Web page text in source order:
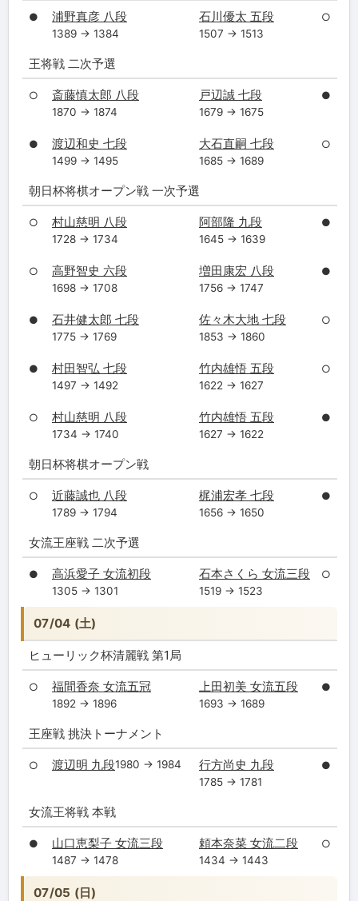
● 浦野真彦 八段
1389 → 1384
石川優太 五段
1507 → 1513
○
王将戦 二次予選
○ 斎藤慎太郎 八段
1870 → 1874
戸辺誠 七段
1679 → 1675
●
● 渡辺和史 七段
1499 → 1495
大石直嗣 七段
1685 → 1689
○
朝日杯将棋オープン戦 一次予選
○ 村山慈明 八段
1728 → 1734
阿部隆 九段
1645 → 1639
●
○ 高野智史 六段
1698 → 1708
増田康宏 八段
1756 → 1747
●
● 石井健太郎 七段
1775 → 1769
佐々木大地 七段
1853 → 1860
○
● 村田智弘 七段
1497 → 1492
竹内雄悟 五段
1622 → 1627
○
○ 村山慈明 八段
1734 → 1740
竹内雄悟 五段
1627 → 1622
●
朝日杯将棋オープン戦
○ 近藤誠也 八段
1789 → 1794
梶浦宏孝 七段
1656 → 1650
●
女流王座戦 二次予選
● 高浜愛子 女流初段
1305 → 1301
石本さくら 女流三段
1519 → 1523
○
07/04 (土)
ヒューリック杯清麗戦 第1局
○ 福間香奈 女流五冠
1892 → 1896
上田初美 女流五段
1693 → 1689
●
王座戦 挑決トーナメント
○ 渡辺明 九段1980 → 1984 行方尚史 九段
1785 → 1781
●
女流王将戦 本戦
● 山口恵梨子 女流三段
1487 → 1478
頼本奈菜 女流二段
1434 → 1443
○
07/05 (日)